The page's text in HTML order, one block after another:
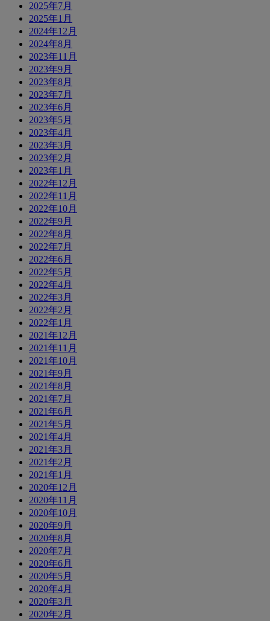
2025年7月
2025年1月
2024年12月
2024年8月
2023年11月
2023年9月
2023年8月
2023年7月
2023年6月
2023年5月
2023年4月
2023年3月
2023年2月
2023年1月
2022年12月
2022年11月
2022年10月
2022年9月
2022年8月
2022年7月
2022年6月
2022年5月
2022年4月
2022年3月
2022年2月
2022年1月
2021年12月
2021年11月
2021年10月
2021年9月
2021年8月
2021年7月
2021年6月
2021年5月
2021年4月
2021年3月
2021年2月
2021年1月
2020年12月
2020年11月
2020年10月
2020年9月
2020年8月
2020年7月
2020年6月
2020年5月
2020年4月
2020年3月
2020年2月